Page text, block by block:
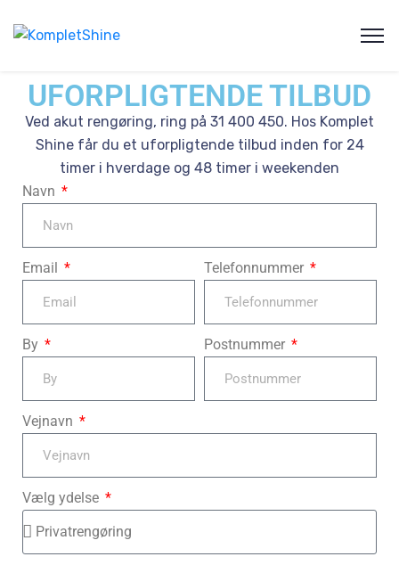
UFORPLIGTENDE TILBUD
Ved akut rengøring, ring på 31 400 450. Hos Komplet
Shine får du et uforpligtende tilbud inden for 24
timer i hverdage og 48 timer i weekenden
Navn
Email Telefonnummer
By Postnummer
Vejnavn
Vælg ydelse